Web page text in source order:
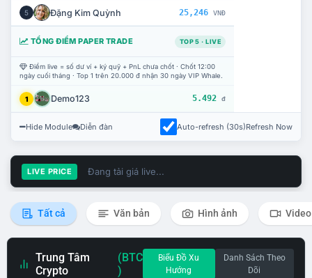
5 Đặng Kim Quỳnh 25,246 VNĐ
TỔNG ĐIỂM PAPER TRADE TOP 5 · LIVE
Điểm live = số dư ví + ký quỹ + PnL chưa chốt · Chốt 12:00
ngày cuối tháng · Top 1 trên 20.000 đ nhận 30 ngày VIP Whale.
1 Demo123 5.492 đ
Hide Module Diễn đàn Auto-refresh (30s)Refresh Now
LIVE PRICE Đang tải giá live...
Tất cả Văn bản Hình ảnh Video
Trung Tâm
Crypto
(BTC
)
Biểu Đồ Xu
Hướng
Danh Sách Theo
Dõi